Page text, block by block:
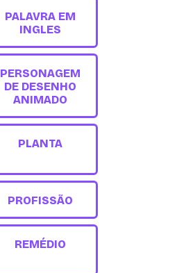
PALAVRA EM
INGLES
PERSONAGEM
DE DESENHO
ANIMADO
PLANTA
PROFISSÃO
REMÉDIO